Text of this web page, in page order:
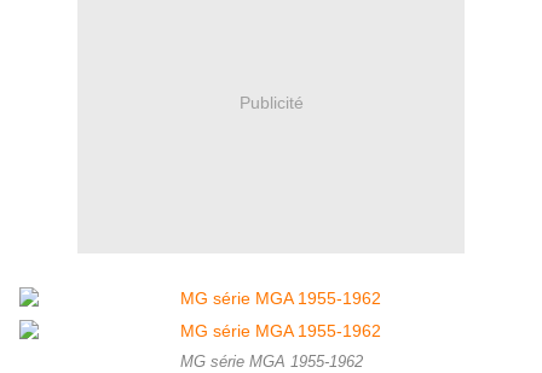
Publicité
MG série MGA 1955-1962